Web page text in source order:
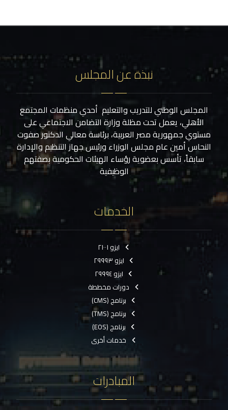
نبذة عن المجلس
المجلس الوطني للتدريب والتعليم أحدي منظمات المجتمع
الأهلي، يعمل تحت مظلة وزارة التضامن الاجتماعي على
مستوي جمهورية مصر العربية، برئاسة معالي الدكتور صفوت
النحاس أمين عام مجلس الوزراء ورئيس جهاز التنظيم والإدارة
سابقاً، تأسس بعضوية رؤساء الهيئات الحكومية بصفتهم
الوظيفية
الخدمات
ايزو ٢١٠٠١
ايزو ٢٩٩٩٣
ايزو ٢٩٩٩٤
دورات مخططة
برنامج (CMS)
برنامج (TMS)
برنامج (EOS)
خدمات أخرى
المبادرات